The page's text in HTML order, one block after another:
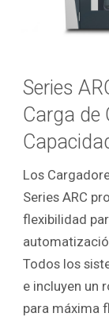
Series
Carga de
Los
Series ARC
flexibilidad
Todos los
e incluyen un
para máxima